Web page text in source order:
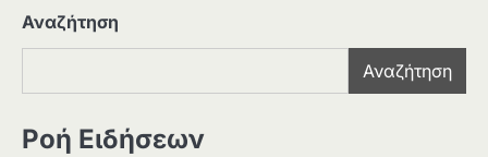
Αναζήτηση
Αναζήτηση
Ροή Ειδήσεων